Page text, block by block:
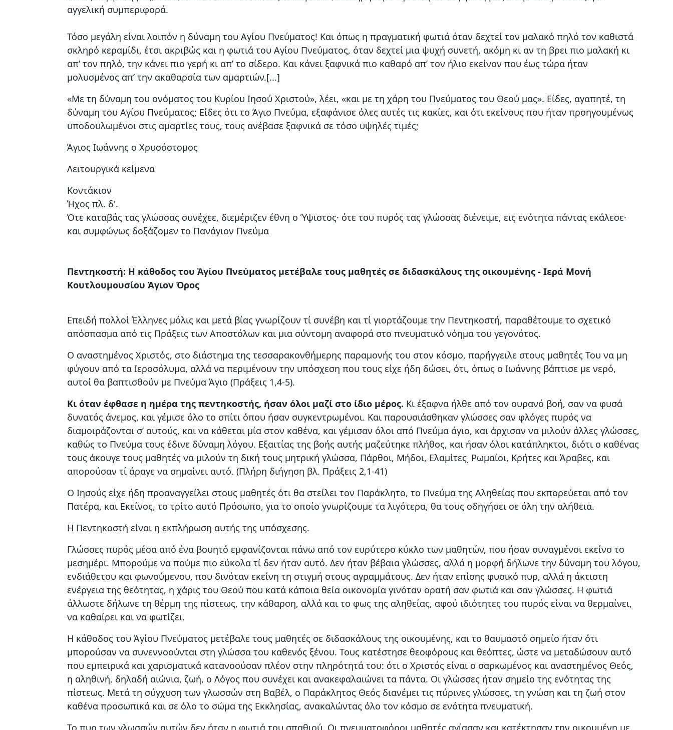
αγγελική συμπεριφορά.
Τόσο μεγάλη είναι λοιπόν η δύναμη του Αγίου Πνεύματος! Και όπως η πραγματική φωτιά όταν δεχτεί τον μαλακό πηλό τον καθιστά
σκληρό κεραμίδι, έτσι ακριβώς και η φωτιά του Αγίου Πνεύματος, όταν δεχτεί μια ψυχή συνετή, ακόμη κι αν τη βρει πιο μαλακή κι
απ’ τον πηλό, την κάνει πιο γερή κι απ’ το σίδερο. Και κάνει ξαφνικά πιο καθαρό απ’ τον ήλιο εκείνον που έως τώρα ήταν
μολυσμένος απ’ την ακαθαρσία των αμαρτιών.[...]
«Με τη δύναμη του ονόματος του Κυρίου Ιησού Χριστού», λέει, «και με τη χάρη του Πνεύματος του Θεού μας». Είδες, αγαπητέ, τη
δύναμη του Αγίου Πνεύματος; Είδες ότι το Άγιο Πνεύμα, εξαφάνισε όλες αυτές τις κακίες, και ότι εκείνους που ήταν προηγουμένως
υποδουλωμένοι στις αμαρτίες τους, τους ανέβασε ξαφνικά σε τόσο υψηλές τιμές;
Άγιος Ιωάννης ο Χρυσόστομος
Λειτουργικά κείμενα
Κοντάκιον
Ήχος πλ. δ'.
Ότε καταβάς τας γλώσσας συνέχεε, διεμέριζεν έθνη ο Ύψιστος· ότε του πυρός τας γλώσσας διένειμε, εις ενότητα πάντας εκάλεσε·
και συμφώνως δοξάζομεν το Πανάγιον Πνεύμα
Πεντηκοστή: Η κάθοδος του Ἁγίου Πνεύματος μετέβαλε τους μαθητές σε διδασκάλους της οικουμένης - Ιερά Μονή
Κουτλουμουσίου Άγιον Όρος
Επειδή πολλοί Έλληνες μόλις και μετά βίας γνωρίζουν τί συνέβη και τί γιορτάζουμε την Πεντηκοστή, παραθέτουμε το σχετικό
απόσπασμα από τις Πράξεις των Αποστόλων και μια σύντομη αναφορά στο πνευματικό νόημα του γεγονότος.
Ο αναστημένος Χριστός, στο διάστημα της τεσσαρακονθήμερης παραμονής του στον κόσμο, παρήγγειλε στους μαθητές Του να μη
φύγουν από τα Ιεροσόλυμα, αλλά να περιμένουν την υπόσχεση που τους είχε ήδη δώσει, ότι, όπως ο Ιωάννης βάπτισε με νερό,
αυτοί θα βαπτισθούν με Πνεύμα Άγιο (Πράξεις 1,4-5).
Κι όταν έφθασε η ημέρα της πεντηκοστής, ήσαν όλοι μαζί στο ίδιο μέρος. Κι έξαφνα ήλθε από τον ουρανό βοή, σαν να φυσά
δυνατός άνεμος, και γέμισε όλο το σπίτι όπου ήσαν συγκεντρωμένοι. Και παρουσιάσθηκαν γλώσσες σαν φλόγες πυρός να
διαμοιράζονται σ’ αυτούς, και να κάθεται μία στον καθένα, και γέμισαν όλοι από Πνεύμα άγιο, και άρχισαν να μιλούν άλλες γλώσσες,
καθώς το Πνεύμα τους έδινε δύναμη λόγου. Εξαιτίας της βοής αυτής μαζεύτηκε πλήθος, και ήσαν όλοι κατάπληκτοι, διότι ο καθένας
τους άκουγε τους μαθητές να μιλούν τη δική τους μητρική γλώσσα, Πάρθοι, Μήδοι, Ελαμίτες͵ Ρωμαίοι, Κρήτες και Άραβες, και
απορούσαν τί άραγε να σημαίνει αυτό. (Πλήρη διήγηση βλ. Πράξεις 2,1-41)
Ο Ιησούς είχε ήδη προαναγγείλει στους μαθητές ότι θα στείλει τον Παράκλητο, το Πνεύμα της Αληθείας που εκπορεύεται από τον
Πατέρα, και Εκείνος, το τρίτο αυτό Πρόσωπο, για το οποίο γνωρίζουμε τα λιγότερα, θα τους οδηγήσει σε όλη την αλήθεια.
Η Πεντηκοστή είναι η εκπλήρωση αυτής της υπόσχεσης.
Γλώσσες πυρός μέσα από ένα βουητό εμφανίζονται πάνω από τον ευρύτερο κύκλο των μαθητών, που ήσαν συναγμένοι εκείνο το
μεσημέρι. Μπορούμε να πούμε πιο εύκολα τί δεν ήταν αυτό. Δεν ήταν βέβαια γλώσσες, αλλά η μορφή δήλωνε την δύναμη του λόγου,
ενδιάθετου και φωνούμενου, που δινόταν εκείνη τη στιγμή στους αγραμμάτους. Δεν ήταν επίσης φυσικό πυρ, αλλά η άκτιστη
ενέργεια της θεότητας, η χάρις του Θεού που κατά κάποια θεία οικονομία γινόταν ορατή σαν φωτιά και σαν γλώσσες. Η φωτιά
άλλωστε δήλωνε τη θέρμη της πίστεως, την κάθαρση, αλλά και το φως της αληθείας, αφού ιδιότητες του πυρός είναι να θερμαίνει,
να καθαίρει και να φωτίζει.
Η κάθοδος του Ἁγίου Πνεύματος μετέβαλε τους μαθητές σε διδασκάλους της οικουμένης, και το θαυμαστό σημείο ήταν ότι
μπορούσαν να συνεννοούνται στη γλώσσα του καθενός ξένου. Τους κατέστησε θεοφόρους και θεόπτες, ώστε να μεταδώσουν αυτό
που εμπειρικά και χαρισματικά κατανοούσαν πλέον στην πληρότητά του: ότι ο Χριστός είναι ο σαρκωμένος και αναστημένος Θεός,
η αληθινή, δηλαδή αιώνια, ζωή, ο Λόγος που συνέχει και ανακεφαλαιώνει τα πάντα. Οι γλώσσες ήταν σημείο της ενότητας της
πίστεως. Μετά τη σύγχυση των γλωσσών στη Βαβέλ, ο Παράκλητος Θεός διανέμει τις πύρινες γλώσσες, τη γνώση και τη ζωή στον
καθένα προσωπικά και σε όλο το σώμα της Εκκλησίας, ανακαλώντας όλο τον κόσμο σε ενότητα πνευματική.
Το πυρ των γλωσσών αυτών δεν ήταν η φωτιά του σπαθιού. Οι πνευματοφόροι μαθητές αγίασαν και κατέκτησαν την οικουμένη με